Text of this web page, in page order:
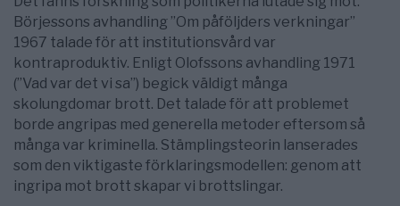
Börjessons avhandling ”Om påföljders verkningar”
1967 talade för att institutionsvård var
kontraproduktiv. Enligt Olofssons avhandling 1971
(”Vad var det vi sa”) begick väldigt många
skolungdomar brott. Det talade för att problemet
borde angripas med generella metoder eftersom så
många var kriminella. Stämplingsteorin lanserades
som den viktigaste förklaringsmodellen: genom att
ingripa mot brott skapar vi brottslingar.